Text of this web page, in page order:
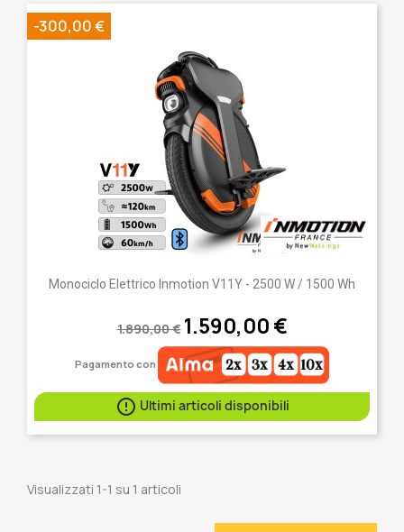
Monociclo Elettrico Inmotion V11Y - 2500 W / 1500 Wh
1.890,00 € 1.590,00 €
Pagamento con
 Ultimi articoli disponibili
-300,00 €
Visualizzati 1-1 su 1 articoli